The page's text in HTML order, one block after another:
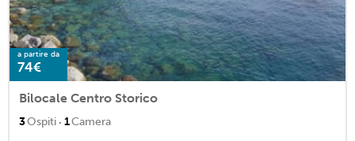
a partire da
74€
Bilocale Centro Storico
3Ospiti · 1Camera